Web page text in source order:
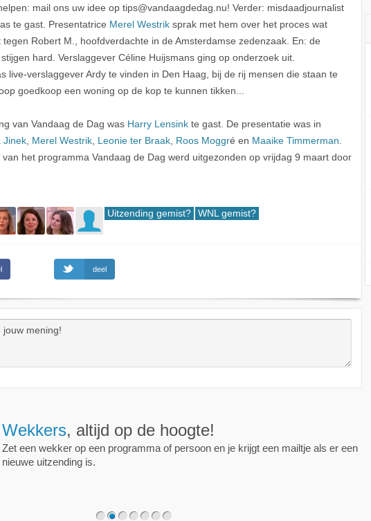
mail ons uw idee op tips@vandaagdedag.nu! Verder: misdaadjournalist
te gast. Presentatrice Merel Westrik sprak met hem over het proces wat
tegen Robert M., hoofdverdachte in de Amsterdamse zedenzaak. En: de
hard. Verslaggever Céline Huijsmans ging op onderzoek uit.
live-verslaggever Ardy te vinden in Den Haag, bij de rij mensen die staan te
goedkoop een woning op de kop te kunnen tikken...
van Vandaag de Dag was Harry Lensink te gast. De presentatie was in
Jinek Merel Westrik Leonie ter Braak Roos Moggré en Maaike Timmerman
van het programma Vandaag de Dag werd uitgezonden op vrijdag 9 maart door
Uitzending gemist? WNL gemist?
deel
Wekkers, altijd op de hoogte!
Zet een wekker op een programma of persoon en je krijgt een mailtje als er een
nieuwe uitzending is.